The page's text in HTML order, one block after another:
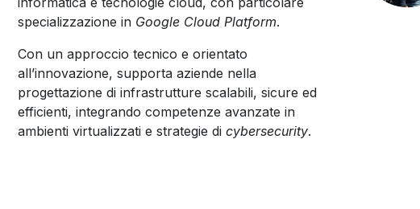
specializzazione in Google Cloud Platform.
Con un approccio tecnico e orientato
all’innovazione, supporta aziende nella
progettazione di infrastrutture scalabili, sicure ed
efficienti, integrando competenze avanzate in
ambienti virtualizzati e strategie di cybersecurity.